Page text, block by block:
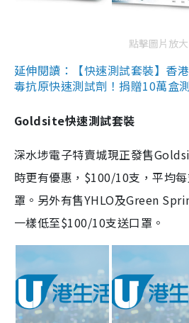
點擊圖片放大
延伸閱讀：【快速測試套裝】香
毒抗原快速測試劑！捐贈10萬盒
Goldsite快速測試套裝
深水埗電子特賣城現正發售
時更有優惠，$100/10支，平均
罩。另外有售YHLO及Green
一樣低至$100/10支送口罩。